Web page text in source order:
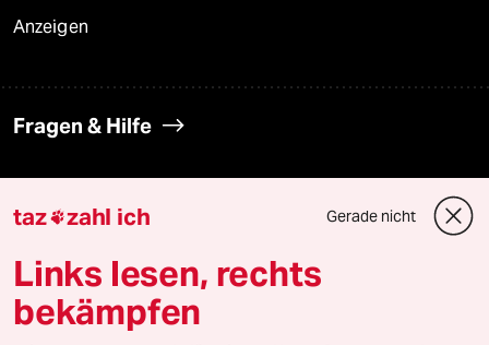
Anzeigen
Fragen & Hilfe
ePaper Login
taz zahl ich Gerade nicht
Links lesen, rechts
bekämpfen